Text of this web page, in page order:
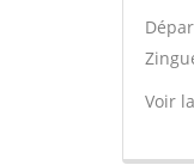
Voir